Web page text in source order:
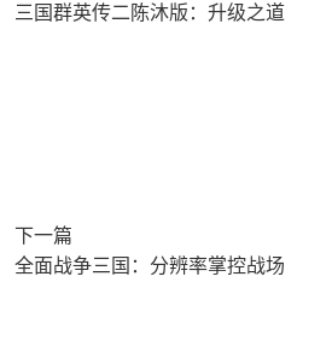
三国群英传二陈沐版：升级之道
下一篇
全面战争三国：分辨率掌控战场